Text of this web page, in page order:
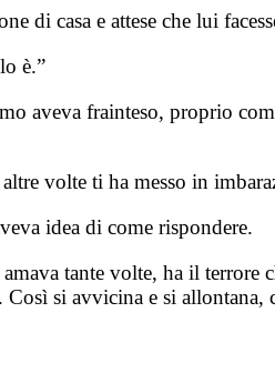
di casa e attese che lui
è.”
aveva frainteso, proprio
volte ti ha messo in
idea di come rispondere.
tante volte, ha il
si avvicina e si